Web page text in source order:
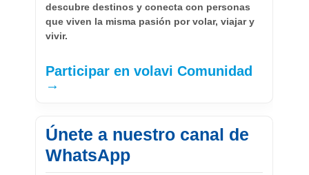
descubre destinos y conecta con personas
que viven la misma pasión por volar, viajar y
vivir.
Participar en volavi Comunidad
→
Únete a nuestro canal de
WhatsApp